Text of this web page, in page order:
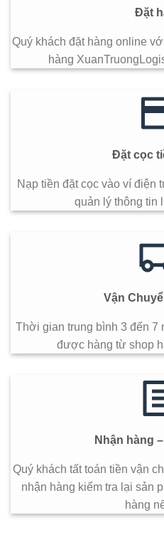
Đặt
Quý khách đặt hàng online
hàng
Đặt cọc
Nạp tiền đặt cọc vào ví điện
quản lý thông tin
Vận
Thời gian trung bình 3 đến 7
được hàng từ shop
Nhận hàng
Quý khách tất toán tiền vận
nhận hàng kiểm tra lại sản
hàng